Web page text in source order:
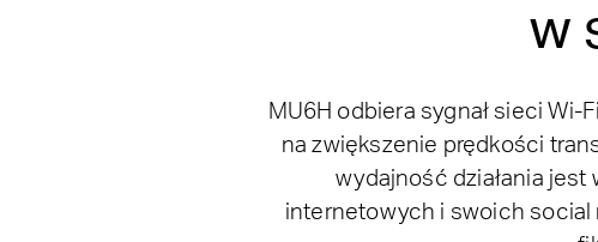
w
MU6H odbiera sygnał sieci
na zwiększenie prędkości
wydajność działania jest
internetowych i swoich social